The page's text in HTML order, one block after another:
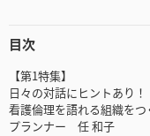
目次
【第1特集】
日々の対話にヒントあり！
看護倫理を語れる組織をつ
プランナー 任 和子